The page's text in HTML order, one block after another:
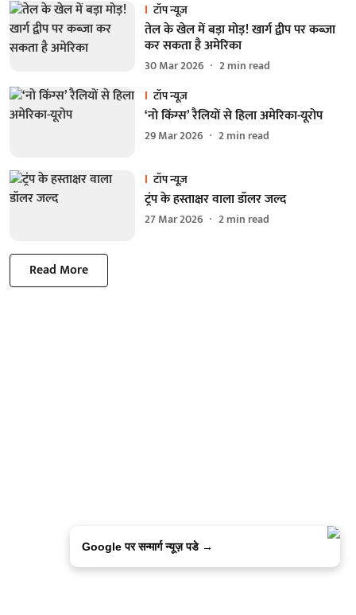
टॉप न्यूज़
तेल के खेल में बड़ा मोड़! खार्ग द्वीप पर कब्जा
कर सकता है अमेरिका
30 Mar 2026 2min read
टॉप न्यूज़
‘नो किंग्स’ रैलियों से हिला अमेरिका-यूरोप
29 Mar 2026 2min read
टॉप न्यूज़
ट्रंप के हस्ताक्षर वाला डॉलर जल्द
27 Mar 2026 2min read
Read More
Google पर सन्मार्ग न्यूज़ पडे →